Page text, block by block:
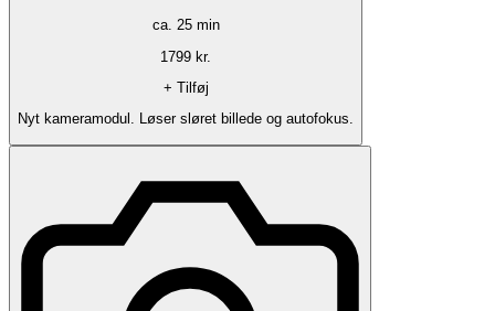
ca. 25min
1799 kr.
+ Tilføj
Nyt kameramodul. Løser sløret billede og autofokus.